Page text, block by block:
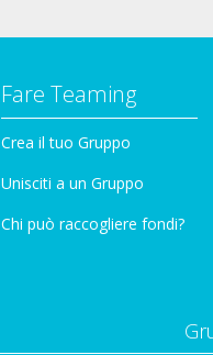
Fare Teaming
Crea il tuo Gruppo
Unisciti a un Gruppo
Chi può raccogliere fondi?